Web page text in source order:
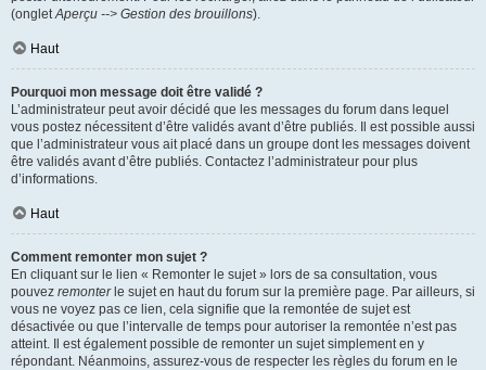
(ongletAperçu --> Gestion des brouillons).
Haut
Pourquoi mon message doit être validé ?
L’administrateur peut avoir décidé que les messages du forum dans lequel
vous postez nécessitent d’être validés avant d’être publiés. Il est possible aussi
que l’administrateur vous ait placé dans un groupe dont les messages doivent
être validés avant d’être publiés. Contactez l’administrateur pour plus
d’informations.
Haut
Comment remonter mon sujet ?
En cliquant sur le lien « Remonter le sujet » lors de sa consultation, vous
pouvez remonterle sujet en haut du forum sur la première page. Par ailleurs, si
vous ne voyez pas ce lien, cela signifie que la remontée de sujet est
désactivée ou que l’intervalle de temps pour autoriser la remontée n’est pas
atteint. Il est également possible de remonter un sujet simplement en y
répondant. Néanmoins, assurez-vous de respecter les règles du forum en le